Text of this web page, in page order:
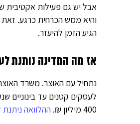
אבל יש גם פעילות אקטיבית
והיא ממש הכרחית כרגע.
הגיע הזמן להיעזר.
אז מה המדינה נותנת
נתחיל עם האוצר. משרד
לעסקים קטנים עד בינוניים
400 מיליון ₪.
ההלוואה